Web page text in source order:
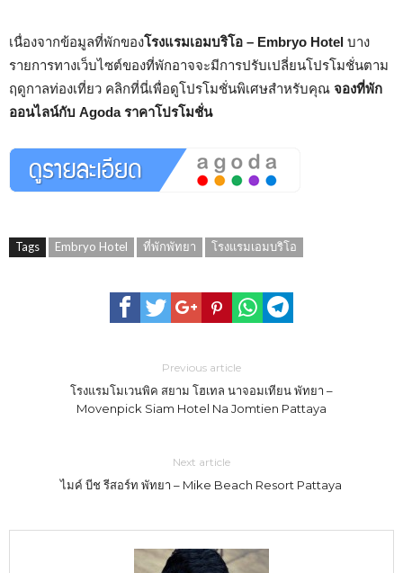
เนื่องจากข้อมูลที่พักของโรงแรมเอมบริโอ – Embryo Hotel บาง
รายการทางเว็บไซต์ของที่พักอาจจะมีการปรับเปลี่ยนโปรโมชั่นตาม
ฤดูกาลท่องเที่ยว คลิกที่นี่เพื่อดูโปรโมชั่นพิเศษสำหรับคุณ จองที่พัก
ออนไลน์กับ Agoda ราคาโปรโมชั่น
Tags Embryo Hotel ที่พักพัทยา โรงแรมเอมบริโอ
Previous article
โรงแรมโมเวนพิค สยาม โฮเทล นาจอมเทียน พัทยา –
Movenpick Siam Hotel Na Jomtien Pattaya
Next article
ไมค์ บีช รีสอร์ท พัทยา – Mike Beach Resort Pattaya